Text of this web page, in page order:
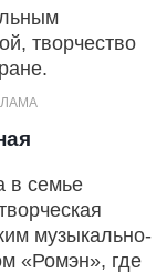
творчество
в семье
музыкально-
«Ромэн», где